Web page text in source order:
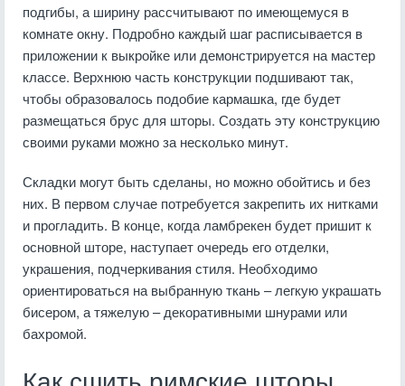
подгибы, а ширину рассчитывают по имеющемуся в
комнате окну. Подробно каждый шаг расписывается в
приложении к выкройке или демонстрируется на мастер
классе. Верхнюю часть конструкции подшивают так,
чтобы образовалось подобие кармашка, где будет
размещаться брус для шторы. Создать эту конструкцию
своими руками можно за несколько минут.
Складки могут быть сделаны, но можно обойтись и без
них. В первом случае потребуется закрепить их нитками
и прогладить. В конце, когда ламбрекен будет пришит к
основной шторе, наступает очередь его отделки,
украшения, подчеркивания стиля. Необходимо
ориентироваться на выбранную ткань – легкую украшать
бисером, а тяжелую – декоративными шнурами или
бахромой.